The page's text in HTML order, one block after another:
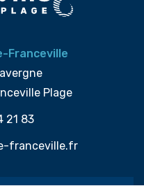
Franceville
Plage
21 83
franceville.fr